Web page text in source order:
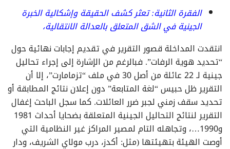
الفقرة الثانية: تعثر كشف الحقيقة وإشكالية الخبرة
الجينية في الشق المتعلق بالعدالة الانتقالية،
انتقدت المداخلة قصور التقرير في تقديم إجابات نهائية حول
“تحديد هوية الرفات”. فبالرغم من الإشارة إلى إجراء تحاليل
جينية لـ 22 عائلة من أصل 30 في ملف “تزمامارت”، إلا أن
التقرير ظل حبيس “لغة المتابعة” دون إعلان نتائج المطابقة أو
تحديد سقف زمني لجبر ضرر العائلات. كما سجل الباحث إغفال
التقرير لنتائج التحاليل الجينية المتعلقة بضحايا أحداث 1981
و1990…، وتجاهله التام لمصير المراكز غير النظامية التي
أوصت الهيئة بتهيئتها (مثل: أكدز، درب مولاي الشريف، ودار